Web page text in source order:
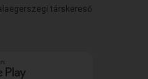
társkereső